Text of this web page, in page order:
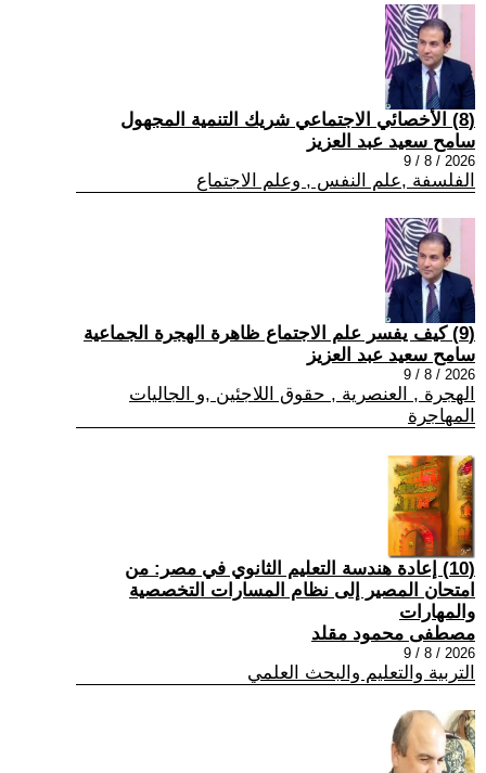
(8) الأخصائي الاجتماعي شريك التنمية المجهول
سامح سعيد عبد العزيز
2026 / 8 / 9
الفلسفة ,علم النفس , وعلم الاجتماع
(9) كيف يفسر علم الاجتماع ظاهرة الهجرة الجماعية
سامح سعيد عبد العزيز
2026 / 8 / 9
الهجرة , العنصرية , حقوق اللاجئين ,و الجاليات
المهاجرة
(10) إعادة هندسة التعليم الثانوي في مصر: من
امتحان المصير إلى نظام المسارات التخصصية
والمهارات
مصطفى محمود مقلد
2026 / 8 / 9
التربية والتعليم والبحث العلمي